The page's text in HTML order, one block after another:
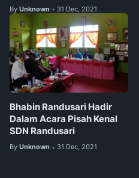
By Unknown • 31 Dec, 2021
Bhabin Randusari Hadir
Dalam Acara Pisah Kenal
SDN Randusari
By Unknown • 31 Dec, 2021